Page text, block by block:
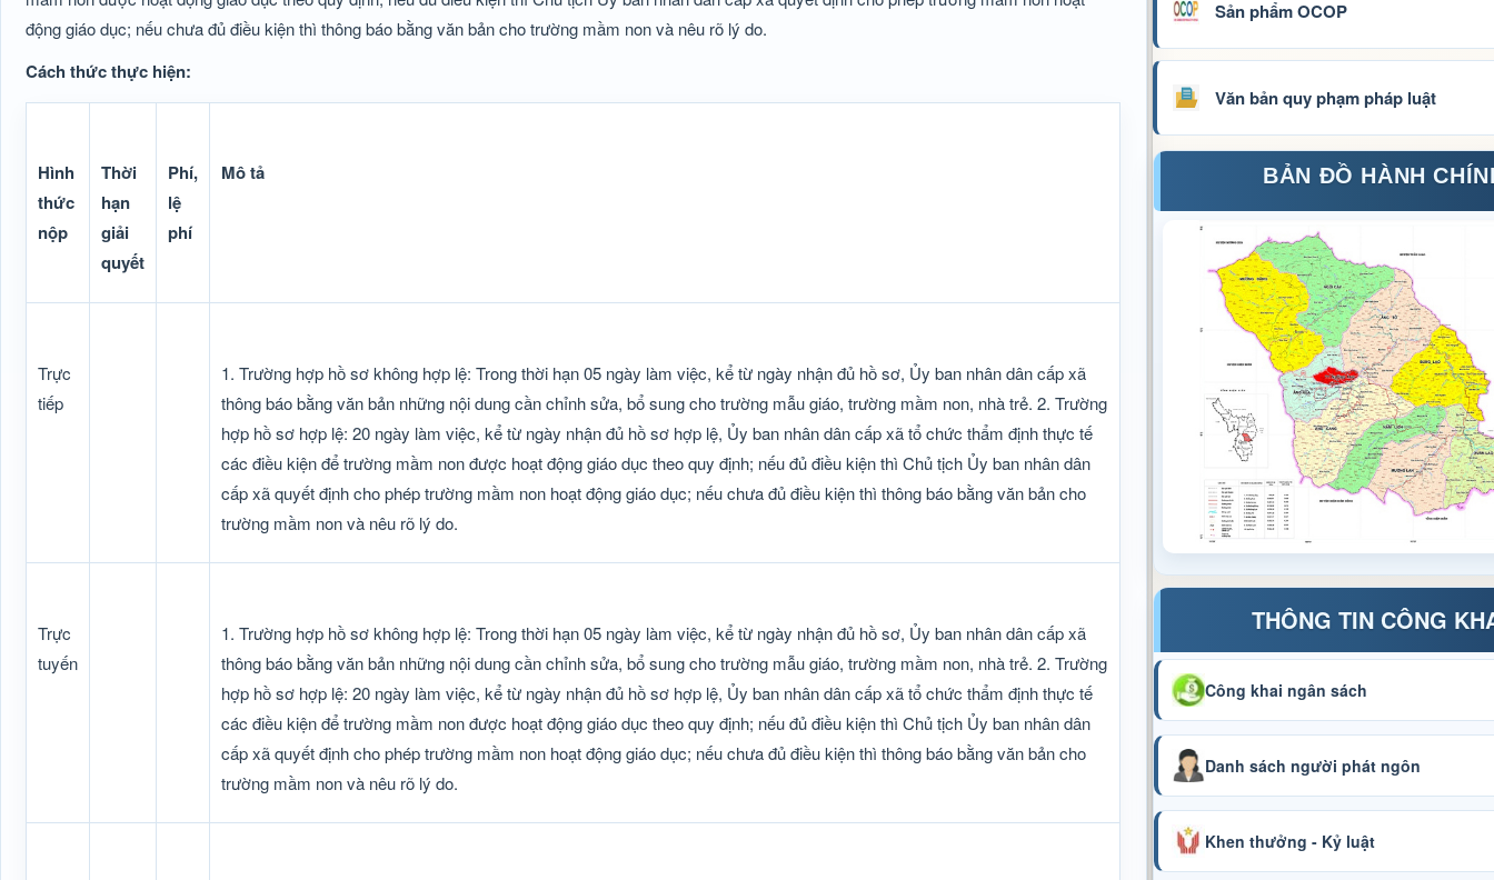
động giáo dục; nếu chưa đủ điều kiện thì thông báo bằng văn bản cho trường mầm non và nêu rõ lý do.
Cách thức thực hiện:
Hình
thức
nộp
Thời
hạn
giải
quyết
Phí,
lệ
phí
Mô tả
Trực
tiếp
1. Trường hợp hồ sơ không hợp lệ: Trong thời hạn 05 ngày làm việc, kể từ ngày nhận đủ hồ sơ, Ủy ban nhân dân cấp xã
thông báo bằng văn bản những nội dung cần chỉnh sửa, bổ sung cho trường mẫu giáo, trường mầm non, nhà trẻ. 2. Trường
hợp hồ sơ hợp lệ: 20 ngày làm việc, kể từ ngày nhận đủ hồ sơ hợp lệ, Ủy ban nhân dân cấp xã tổ chức thẩm định thực tế
các điều kiện để trường mầm non được hoạt động giáo dục theo quy định; nếu đủ điều kiện thì Chủ tịch Ủy ban nhân dân
cấp xã quyết định cho phép trường mầm non hoạt động giáo dục; nếu chưa đủ điều kiện thì thông báo bằng văn bản cho
trường mầm non và nêu rõ lý do.
Trực
tuyến
1. Trường hợp hồ sơ không hợp lệ: Trong thời hạn 05 ngày làm việc, kể từ ngày nhận đủ hồ sơ, Ủy ban nhân dân cấp xã
thông báo bằng văn bản những nội dung cần chỉnh sửa, bổ sung cho trường mẫu giáo, trường mầm non, nhà trẻ. 2. Trường
hợp hồ sơ hợp lệ: 20 ngày làm việc, kể từ ngày nhận đủ hồ sơ hợp lệ, Ủy ban nhân dân cấp xã tổ chức thẩm định thực tế
các điều kiện để trường mầm non được hoạt động giáo dục theo quy định; nếu đủ điều kiện thì Chủ tịch Ủy ban nhân dân
cấp xã quyết định cho phép trường mầm non hoạt động giáo dục; nếu chưa đủ điều kiện thì thông báo bằng văn bản cho
trường mầm non và nêu rõ lý do.
Sản phẩm OCOP
Văn bản quy phạm pháp luật
BẢN ĐỒ HÀNH
THÔNG TIN CÔNG
Công khai ngân sách
Danh sách người phát ngôn
Khen thưởng - Kỷ luật